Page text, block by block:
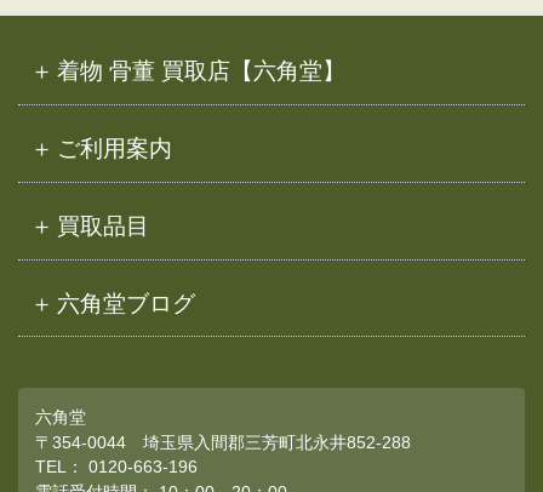
着物 骨董 買取店【六角堂】
ご利用案内
買取品目
六角堂ブログ
六角堂
〒354-0044 埼玉県入間郡三芳町北永井852-288
TEL： 0120-663-196